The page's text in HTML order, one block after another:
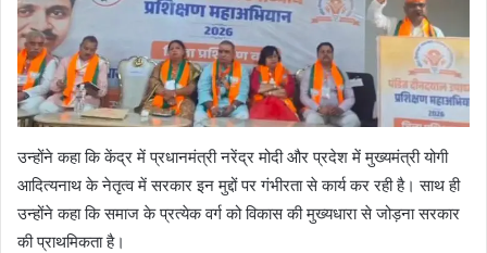
उन्होंने कहा कि केंद्र में प्रधानमंत्री नरेंद्र मोदी और प्रदेश में मुख्यमंत्री योगी
आदित्यनाथ के नेतृत्व में सरकार इन मुद्दों पर गंभीरता से कार्य कर रही है। साथ ही
उन्होंने कहा कि समाज के प्रत्येक वर्ग को विकास की मुख्यधारा से जोड़ना सरकार
की प्राथमिकता है।